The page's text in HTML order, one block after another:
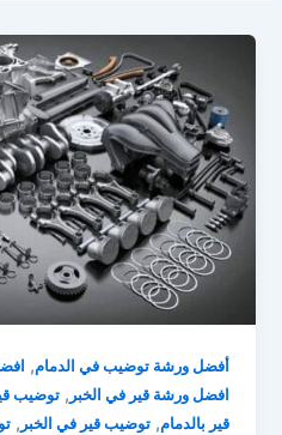
أفضل ورشة توضيب في الدمام,
افضل ورشة قير في الخبر ,توضيب
قير بالدمام,توضيب قير في الخبر ,